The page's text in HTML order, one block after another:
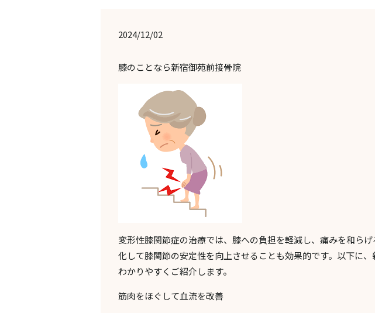
2024/12/02
膝のことなら新宿御苑前接骨院
変形性膝関節症の治療では、膝への負担を軽減し、痛みを和ら
化して膝関節の安定性を向上させることも効果的です。以下に
わかりやすくご紹介します。
筋肉をほぐして血流を改善